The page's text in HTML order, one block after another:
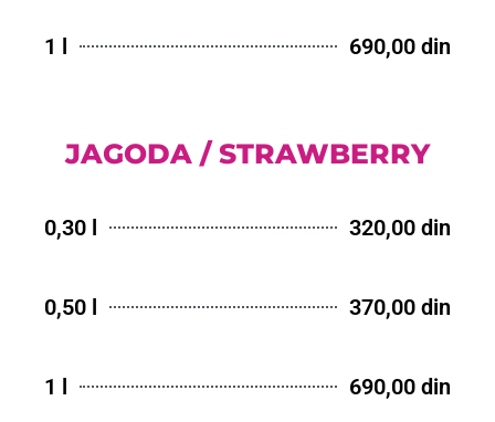
1 l 690,00 din
JAGODA / STRAWBERRY
0,30 l 320,00 din
0,50 l 370,00 din
1 l 690,00 din